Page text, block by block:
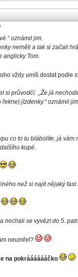
oznámil jim.
neměli a tak si začali
anglicky Tom.
vždy umíš dostat podle
si průvodčí. ,,Že já
řekne) jízdenky.“ oznámil
co to tu blábolíte, já
kupé.
než si najít nějaký
nechali se vyvézt do 5.
neumřel?
na pokrááááááčko